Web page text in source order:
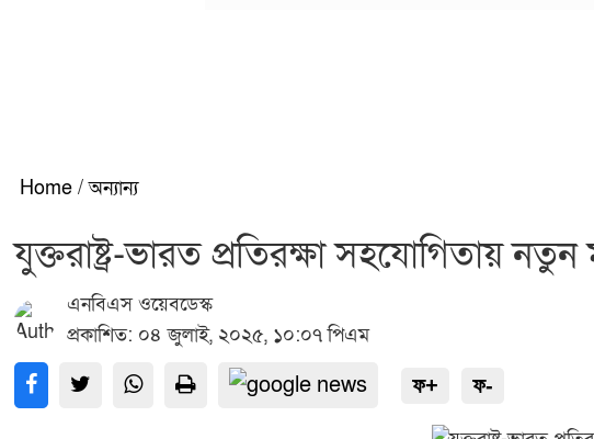
Home / অন্যান্য
যুক্তরাষ্ট্র-ভারত প্রতিরক্ষা সহযোগিতায়
এনবিএস ওয়েবডেস্ক
প্রকাশিত: ০৪ জুলাই, ২০২৫, ১০:০৭ পিএম
ফ+ ফ-